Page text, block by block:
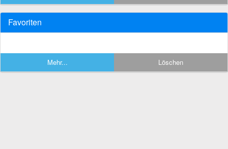
Favoriten
Mehr... Löschen